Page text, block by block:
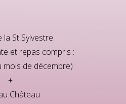
la St Sylvestre
et repas compris :
mois de décembre)
+
Château